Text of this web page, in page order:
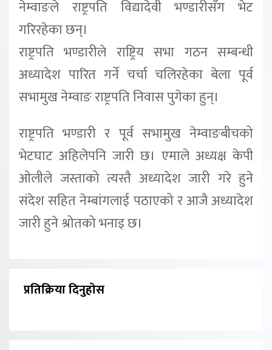
नेम्वाङले राष्ट्रपति विद्यादेवी भण्डारीसँग भेट
गरिरहेका छन्।
राष्ट्रपति भण्डारीले राष्ट्रिय सभा गठन सम्बन्धी
अध्यादेश पारित गर्ने चर्चा चलिरहेका बेला पूर्व
सभामुख नेम्वाङ राष्ट्रपति निवास पुगेका हुन्।
राष्ट्रपति भण्डारी र पूर्व सभामुख नेम्वाङबीचको
भेटघाट अहिलेपनि जारी छ। एमाले अध्यक्ष केपी
ओलीले जस्ताको त्यस्तै अध्यादेश जारी गरे हुने
संदेश सहित नेम्बांगलाई पठाएको र आजै अध्यादेश
जारी हुने श्रोतको भनाइ छ।
प्रतिक्रिया दिनुहोस